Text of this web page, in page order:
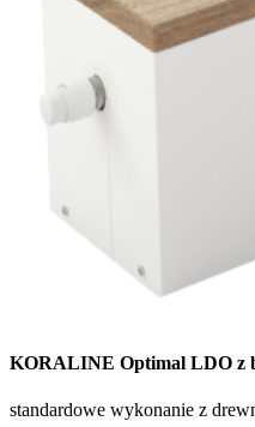
KORALINE Optimal LDO z
standardowe wykonanie z